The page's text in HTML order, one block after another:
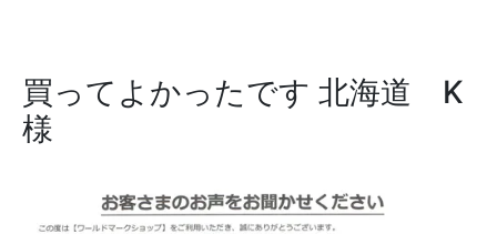
買ってよかったです 北海道 K
様